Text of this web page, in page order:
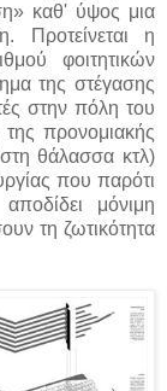
καθ' ύψος μια
Προτείνεται η
φοιτητικών
της στέγασης
στην πόλη του
προνομιακής
θάλασσα κτλ)
που παρότι
μόνιμη
τη ζωτικότητα